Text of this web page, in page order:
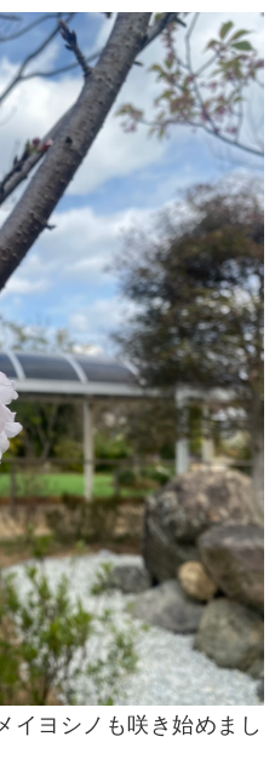
イヨシノも咲き始めまし